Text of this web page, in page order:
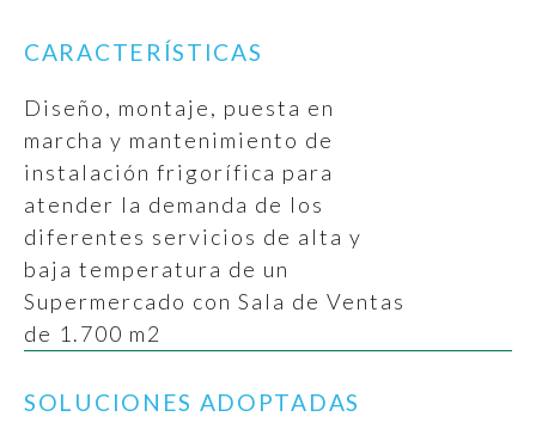
CARACTERÍSTICAS
Diseño, montaje, puesta en
marcha y mantenimiento de
instalación frigorífica para
atender la demanda de los
diferentes servicios de alta y
baja temperatura de un
Supermercado con Sala de Ventas
de 1.700 m2
SOLUCIONES ADOPTADAS